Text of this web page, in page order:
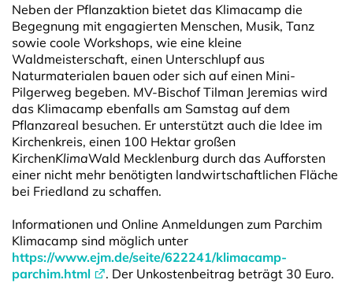
Neben der Pflanzaktion bietet das Klimacamp die
Begegnung mit engagierten Menschen, Musik, Tanz
sowie coole Workshops, wie eine kleine
Waldmeisterschaft, einen Unterschlupf aus
Naturmaterialen bauen oder sich auf einen Mini-
Pilgerweg begeben. MV-Bischof Tilman Jeremias wird
das Klimacamp ebenfalls am Samstag auf dem
Pflanzareal besuchen. Er unterstützt auch die Idee im
Kirchenkreis, einen 100 Hektar großen
KirchenKlimaWald Mecklenburg durch das Aufforsten
einer nicht mehr benötigten landwirtschaftlichen Fläche
bei Friedland zu schaffen.
Informationen und Online Anmeldungen zum Parchim
Klimacamp sind möglich unter
https://www.ejm.de/seite/622241/klimacamp-
parchim.html
. Der Unkostenbeitrag beträgt 30 Euro.